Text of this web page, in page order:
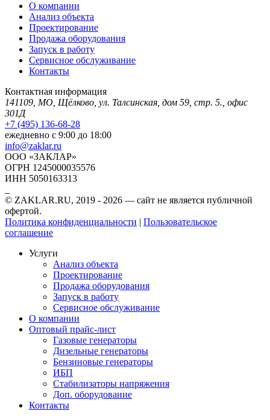
О компании
Анализ объекта
Проектирование
Продажа оборудования
Запуск в работу
Сервисное обслуживание
Контакты
Контактная информация
141109, МО, Щёлково, ул. Талсинская, дом 59, стр. 5., офис
301Д
+7 (495) 136-68-28
ежедневно с 9:00 до 18:00
info@zaklar.ru
ООО «ЗАКЛАР»
ОГРН 1245000035576
ИНН 5050163313
© ZAKLAR.RU, 2019 - 2026 — cайт не является публичной
офертой.
Политика конфиденциальности | Пользовательское
соглашение
Услуги
Анализ объекта
Проектирование
Продажа оборудования
Запуск в работу
Сервисное обслуживание
О компании
Оптовый прайс-лист
Газовые генераторы
Дизельные генераторы
Бензиновые генераторы
ИБП
Стабилизаторы напряжения
Доп. оборудование
Контакты